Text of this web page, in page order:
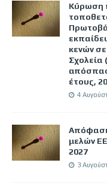
Κύρωση
κενών
Σχολεία
έτους,
4
μελών
2027
3